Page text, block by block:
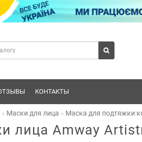
КОНТАКТЫ
Маски для лица Маска для подтяжки
лица Amway